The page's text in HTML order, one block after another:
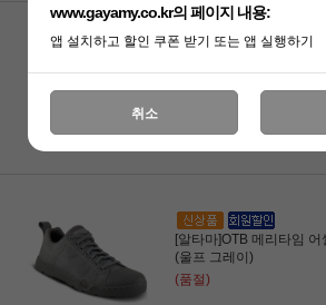
[알타마]OTB 메리타임
(울프 그레이)
(품절)
www.gayamy.co.kr의 페이지 내용:
앱 설치하고 할인 쿠폰 받기 또는 앱 실행하기
취소